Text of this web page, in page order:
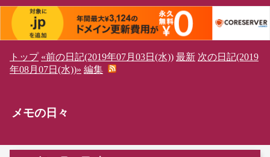
トップ «前の日記(2019年07月03日(水)) 最新 次の日記(2019
年08月07日(水))» 編集
メモの日々